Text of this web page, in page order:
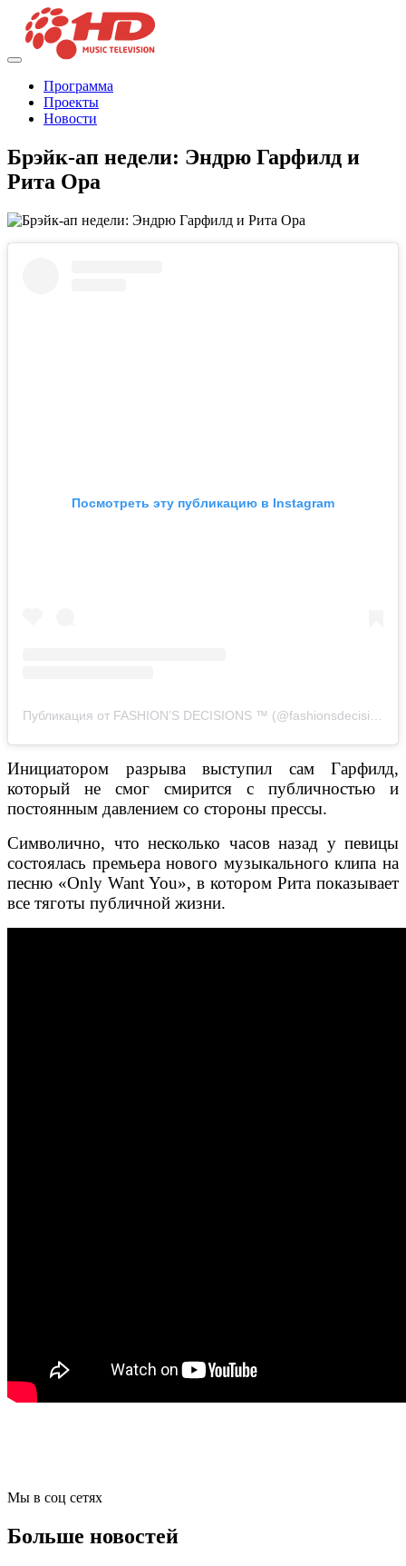
Программа
Проекты
Новости
Брэйк-ап недели: Эндрю Гарфилд и
Рита Ора
Посмотреть эту публикацию в Instagram
Публикация от FASHION’S DECISIONS ™ (@fashionsdecisions)
Инициатором разрыва выступил сам Гарфилд,
который не смог смирится с публичностью и
постоянным давлением со стороны прессы.
Символично, что несколько часов назад у певицы
состоялась премьера нового музыкального клипа на
песню «Only Want You», в котором Рита показывает
все тяготы публичной жизни.
Мы в соц сетях
Больше новостей